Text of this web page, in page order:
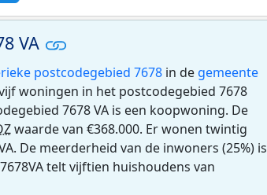
VA
postcodegebied 7678 in de gemeente
woningen in het postcodegebied 7678
7678 VA is een koopwoning. De
waarde van €368.000. Er wonen twintig
De meerderheid van de inwoners (25%) is
telt vijftien huishoudens van